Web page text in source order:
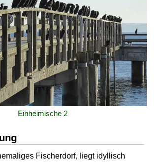
Einheimische 2
Fischerdorf, liegt idyllisch